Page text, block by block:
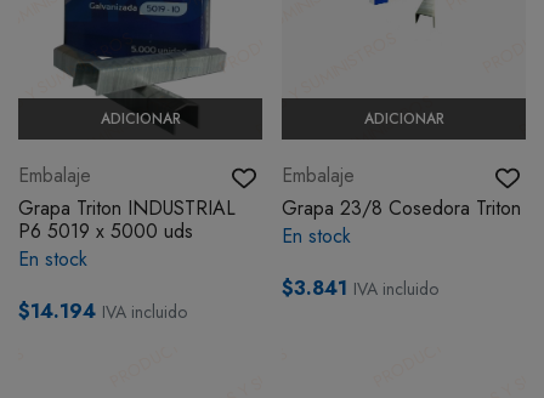
ADICIONAR
Embalaje
Grapa Triton INDUSTRIAL
P6 5019 x 5000 uds
En stock
$14.194 IVA incluido
ADICIONAR
Embalaje
Grapa 23/8 Cosedora Triton
En stock
$3.841 IVA incluido